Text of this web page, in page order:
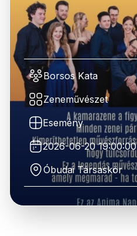
Borsos Kata
Zeneművészet
Esemény
2026-06-20 19:00:00
Óbudai Társaskör